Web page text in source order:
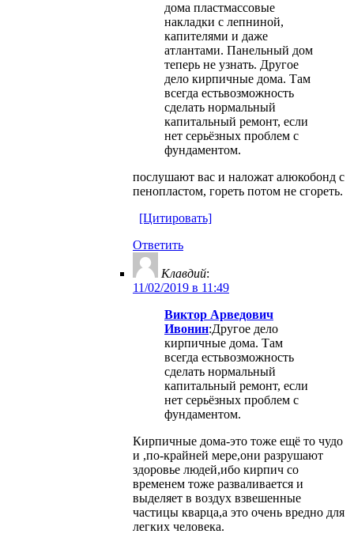
дома пластмассовые
накладки с лепниной,
капителями и даже
атлантами. Панельный дом
теперь не узнать. Другое
дело кирпичные дома. Там
всегда естьвозможность
сделать нормальный
капитальный ремонт, если
нет серьёзных проблем с
фундаментом.
послушают вас и наложат алюкобонд с
пенопластом, гореть потом не сгореть.
[Цитировать]
Ответить
Клавдий:
11/02/2019 в 11:49
Виктор Арведович
Ивонин:Другое дело
кирпичные дома. Там
всегда естьвозможность
сделать нормальный
капитальный ремонт, если
нет серьёзных проблем с
фундаментом.
Кирпичные дома-это тоже ещё то чудо
и ,по-крайней мере,они разрушают
здоровье людей,ибо кирпич со
временем тоже разваливается и
выделяет в воздух взвешенные
частицы кварца,а это очень вредно для
легких человека.